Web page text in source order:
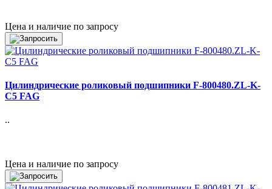
Цена и наличие по запросу
Цилиндрические роликовый подшипники F-800480.ZL-K-
C5 FAG
..
Цена и наличие по запросу